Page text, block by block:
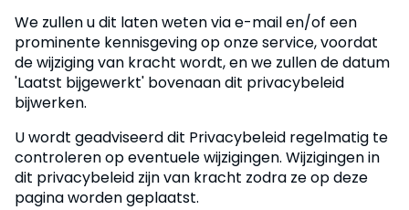
We zullen u dit laten weten via e-mail en/of een
prominente kennisgeving op onze service, voordat
de wijziging van kracht wordt, en we zullen de datum
'Laatst bijgewerkt' bovenaan dit privacybeleid
bijwerken.
U wordt geadviseerd dit Privacybeleid regelmatig te
controleren op eventuele wijzigingen. Wijzigingen in
dit privacybeleid zijn van kracht zodra ze op deze
pagina worden geplaatst.